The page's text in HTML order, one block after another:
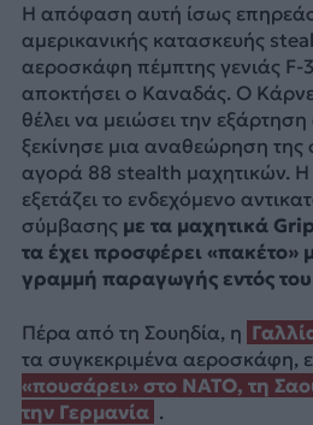
Η απόφαση αυτή ίσως
αμερικανικής κατασκευής
αεροσκάφη πέμπτης γενιάς F-
αποκτήσει ο Καναδάς. Ο
θέλει να μειώσει την
ξεκίνησε μια αναθεώρηση της
αγορά 88 stealth μαχητικών. Η
εξετάζει το ενδεχόμενο
σύμβασης με τα μαχητικά
τα έχει προσφέρει «πακέτο»
γραμμή παραγωγής εντός
Πέρα από τη Σουηδία, η
τα συγκεκριμένα αεροσκάφη,
«πουσάρει» στο ΝΑΤΟ, τη
την Γερμανία .